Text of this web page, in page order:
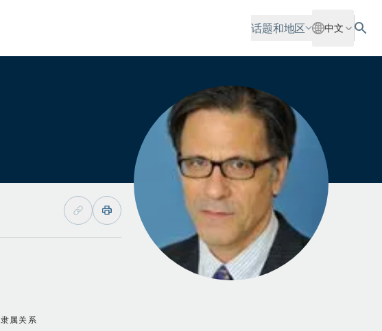
话题和地区 中文
隶属关系